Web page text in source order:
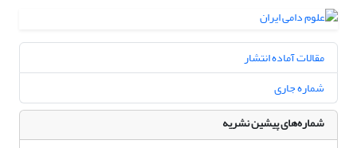
مقالات آماده انتشار
شماره جاری
شماره‌های پیشین نشریه